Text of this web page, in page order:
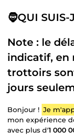
🧔QUI SUIS-
Note : le
indicatif, en
trottoirs
jours
Bonjour ! Je
mon expérience
avec plus d'1 000